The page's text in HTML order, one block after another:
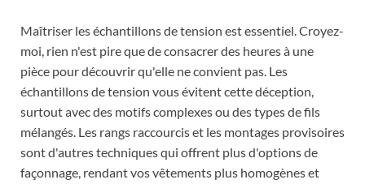
Maîtriser les échantillons de tension est essentiel. Croyez-
moi, rien n'est pire que de consacrer des heures à une
pièce pour découvrir qu'elle ne convient pas. Les
échantillons de tension vous évitent cette déception,
surtout avec des motifs complexes ou des types de fils
mélangés. Les rangs raccourcis et les montages provisoires
sont d'autres techniques qui offrent plus d'options de
façonnage, rendant vos vêtements plus homogènes et